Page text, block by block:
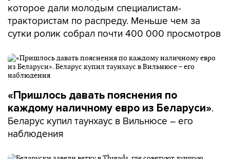
которое дали молодым специалистам-
трактористам по распреду. Меньше чем за
сутки ролик собрал почти 400 000 просмотров
«Пришлось давать пояснения по
каждому наличному евро из Беларуси».
Беларус купил таунхаус в Вильнюсе – его
наблюдения